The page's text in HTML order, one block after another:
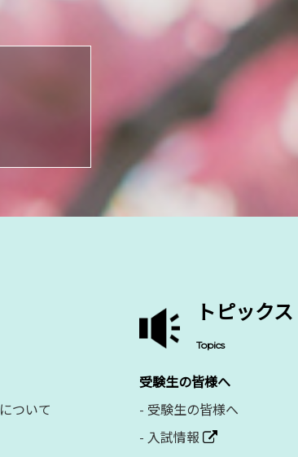
ついて
トピックス
Topics
受験生の皆様へ
- 受験生の皆様へ
- 入試情報